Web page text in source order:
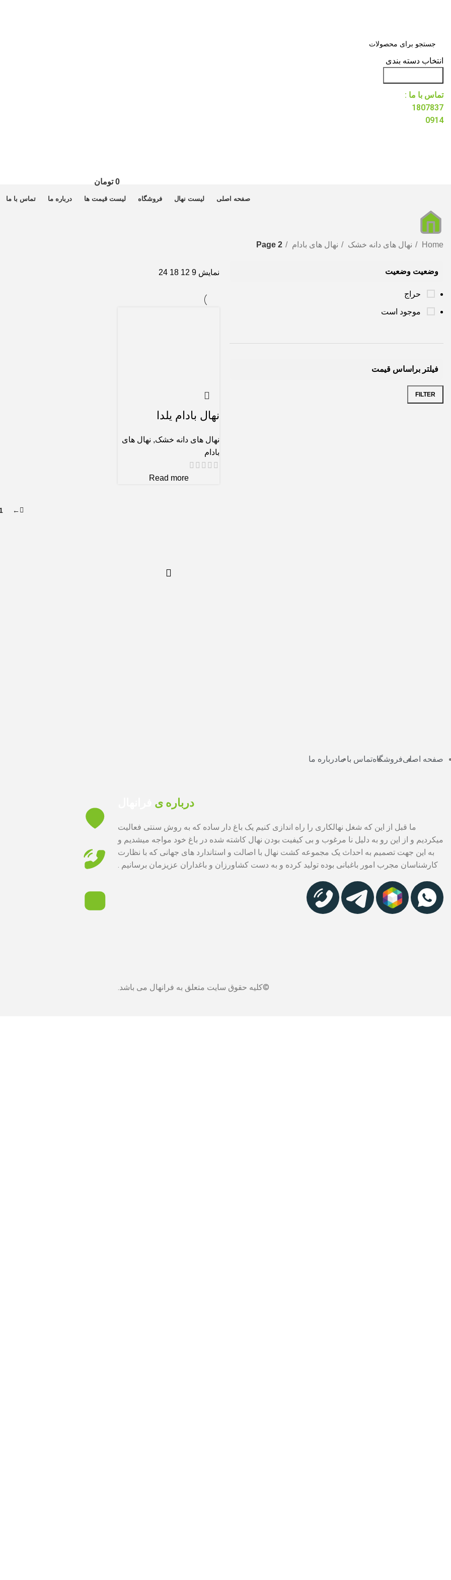
انتخاب دسته بندی
تماس با ما :
1807837
0914
0 تومان
صفحه اصلی لیست نهال فروشگاه لیست قیمت ها درباره ما تماس با ما
Home نهال های دانه خشک نهال های بادام Page 2
وضعیت وضعیت
حراج
موجود است
فیلتر براساس قیمت
FILTER
نمایش 9
12
18
24
نهال بادام یلدا
نهال های دانه خشک, نهال های
بادام
Read more
←
صفحه اصلیفروشگاهتماس با مادرباره ما
درباره ی
ما قبل از این که شغل نهالکاری را راه اندازی کنیم یک باغ دار ساده که به روش سنتی فعالیت
میکردیم و از این رو به دلیل نا مرغوب و بی کیفیت بودن نهال کاشته شده در باغ خود مواجه میشدیم و
به این جهت تصمیم به احداث یک مجموعه کشت نهال با اصالت و استاندارد های جهانی که با نظارت
کارشناسان مجرب امور باغبانی بوده تولید کرده و به دست کشاورزان و باغداران عزیزمان برسانیم .
©کلیه حقوق سایت متعلق به فرانهال می باشد.